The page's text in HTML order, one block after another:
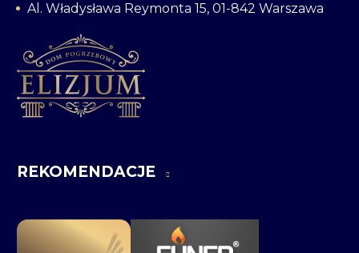
Al. Władysława Reymonta 15, 01-842 Warszawa
REKOMENDACJE